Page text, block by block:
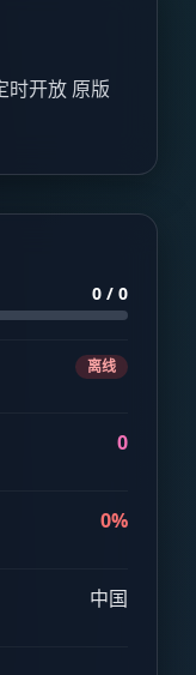
时开放 原版
0 / 0
离线
0
0%
中国